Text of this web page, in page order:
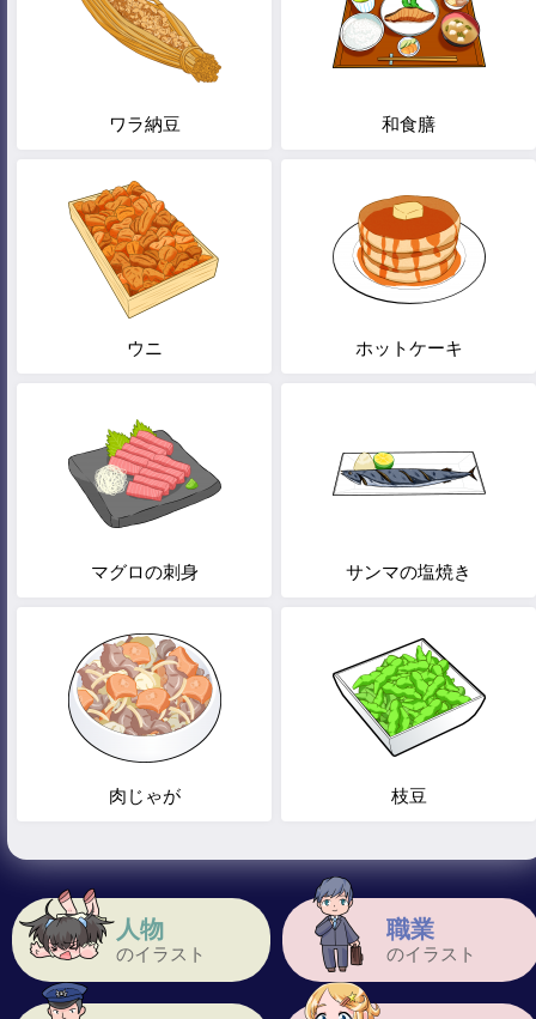
人物
のイラスト
職業
のイラスト
ワラ納豆 和食膳
ウニ ホットケーキ
マグロの刺身 サンマの塩焼き
肉じゃが 枝豆